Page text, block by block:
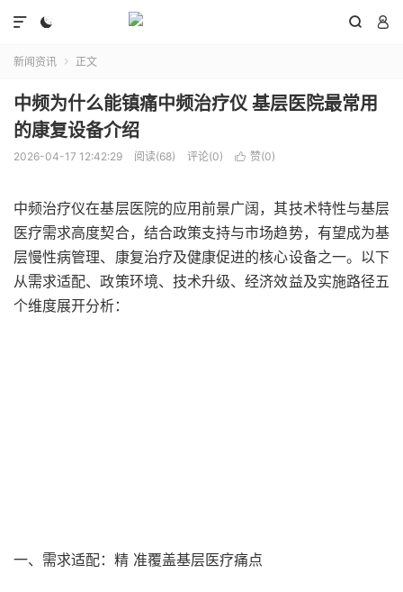
  

新闻资讯  正文
中频为什么能镇痛中频治疗仪 基层医院最常用
的康复设备介绍
2026-04-17 12:42:29 阅读(68) 评论(0)  赞(0)
中频治疗仪在基层医院的应用前景广阔，其技术特性与基层
医疗需求高度契合，结合政策支持与市场趋势，有望成为基
层慢性病管理、康复治疗及健康促进的核心设备之一。以下
从需求适配、政策环境、技术升级、经济效益及实施路径五
个维度展开分析：
一、需求适配：精 准覆盖基层医疗痛点